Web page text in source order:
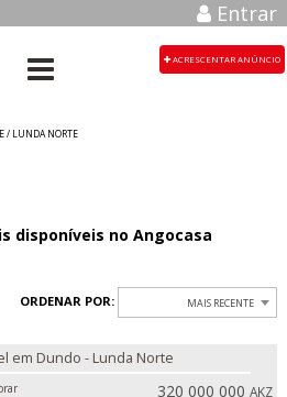
Entrar
ACRESCENTAR ANÚNCIO
/ LUNDA NORTE
disponíveis no Angocasa
ORDENAR POR: MAIS RECENTE
Hotel em Dundo - Lunda Norte
320 000 000AKZ